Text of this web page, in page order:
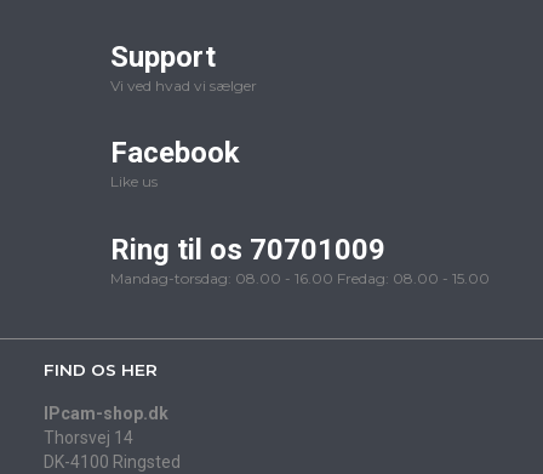
Support
Vi ved hvad vi sælger
Facebook
Like us
Ring til os 70701009
Mandag-torsdag: 08.00 - 16.00 Fredag: 08.00 - 15.00
FIND OS HER
IPcam-shop.dk
Thorsvej 14
DK-4100 Ringsted